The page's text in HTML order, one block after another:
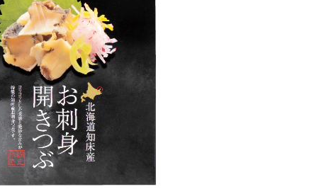
河村通夫 考案❗（カタ
生活用品
DVD 書籍